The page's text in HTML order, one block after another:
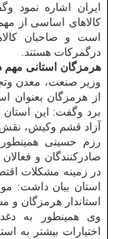
ایران اشاره نمود
کالاهای اساسی از
است و صاحبان
درگمرکات هستند.
هرمزگان استانی مهم
وزیر صنعت، معدن
از هرمزگان بعنوان
آزاد قشم وکیش، نقش
رزم حسینی
صادرکنندگان و
در زمینه مشکلات
استان بیان داشت:
استاندار هرمزگان
وی همینطور به
اختیارات بیشتر به